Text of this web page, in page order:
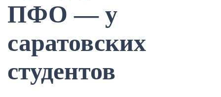
ПФО — у
саратовских
студентов